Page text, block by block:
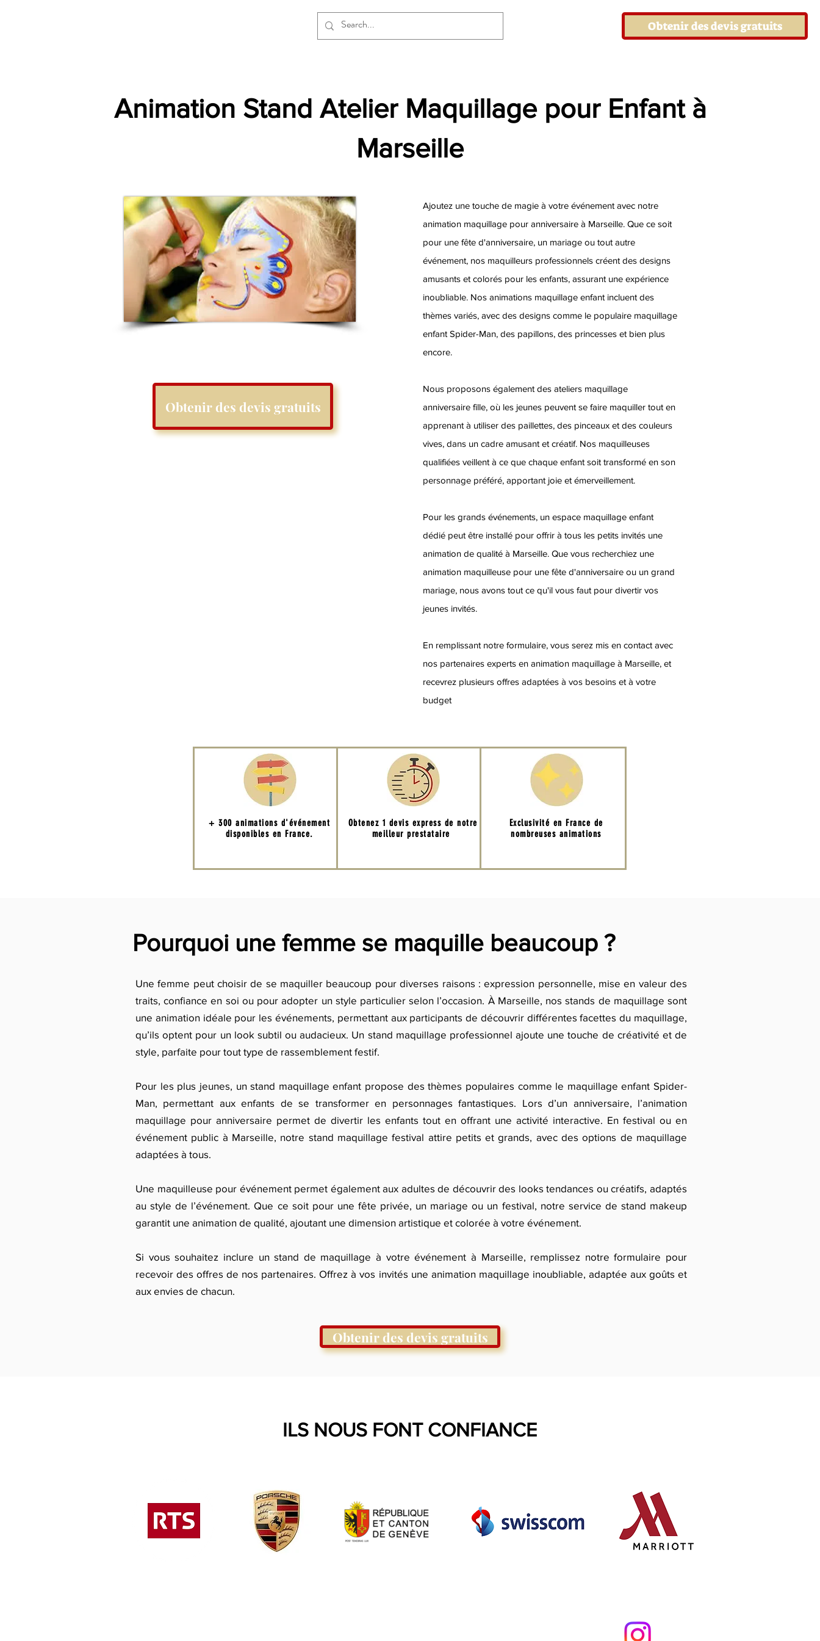
Obtenir des devis gratuits
Animation Stand Atelier Maquillage pour Enfant à
Marseille
Obtenir des devis gratuits
Ajoutez une touche de magie à votre événement avec notre
animation maquillage pour anniversaire à Marseille. Que ce soit
pour une fête d'anniversaire, un mariage ou tout autre
événement, nos maquilleurs professionnels créent des designs
amusants et colorés pour les enfants, assurant une expérience
inoubliable. Nos animations maquillage enfant incluent des
thèmes variés, avec des designs comme le populaire maquillage
enfant Spider-Man, des papillons, des princesses et bien plus
encore.
Nous proposons également des ateliers maquillage
anniversaire fille, où les jeunes peuvent se faire maquiller tout en
apprenant à utiliser des paillettes, des pinceaux et des couleurs
vives, dans un cadre amusant et créatif. Nos maquilleuses
qualifiées veillent à ce que chaque enfant soit transformé en son
personnage préféré, apportant joie et émerveillement.
Pour les grands événements, un espace maquillage enfant
dédié peut être installé pour offrir à tous les petits invités une
animation de qualité à Marseille. Que vous recherchiez une
animation maquilleuse pour une fête d'anniversaire ou un grand
mariage, nous avons tout ce qu'il vous faut pour divertir vos
jeunes invités.
En remplissant notre formulaire, vous serez mis en contact avec
nos partenaires experts en animation maquillage à Marseille, et
recevrez plusieurs offres adaptées à vos besoins et à votre
budget
+ 300 animations d'événement
disponibles en France.
Obtenez 1 devis express de notre
meilleur prestataire
Exclusivité en France de
nombreuses animations
Pourquoi une femme se maquille beaucoup ?
Une femme peut choisir de se maquiller beaucoup pour diverses raisons : expression personnelle, mise en valeur des
traits, confiance en soi ou pour adopter un style particulier selon l’occasion. À Marseille, nos stands de maquillage sont
une animation idéale pour les événements, permettant aux participants de découvrir différentes facettes du maquillage,
qu’ils optent pour un look subtil ou audacieux. Un stand maquillage professionnel ajoute une touche de créativité et de
style, parfaite pour tout type de rassemblement festif.
Pour les plus jeunes, un stand maquillage enfant propose des thèmes populaires comme le maquillage enfant Spider-
Man, permettant aux enfants de se transformer en personnages fantastiques. Lors d’un anniversaire, l’animation
maquillage pour anniversaire permet de divertir les enfants tout en offrant une activité interactive. En festival ou en
événement public à Marseille, notre stand maquillage festival attire petits et grands, avec des options de maquillage
adaptées à tous.
Une maquilleuse pour événement permet également aux adultes de découvrir des looks tendances ou créatifs, adaptés
au style de l’événement. Que ce soit pour une fête privée, un mariage ou un festival, notre service de stand makeup
garantit une animation de qualité, ajoutant une dimension artistique et colorée à votre événement.
Si vous souhaitez inclure un stand de maquillage à votre événement à Marseille, remplissez notre formulaire pour
recevoir des offres de nos partenaires. Offrez à vos invités une animation maquillage inoubliable, adaptée aux goûts et
aux envies de chacun.
Obtenir des devis gratuits
ILS NOUS FONT CONFIANCE